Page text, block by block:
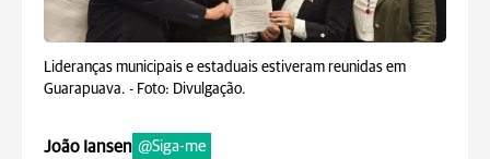
Lideranças municipais e estaduais estiveram reunidas em
Guarapuava. - Foto: Divulgação.
João Iansen @Siga-me